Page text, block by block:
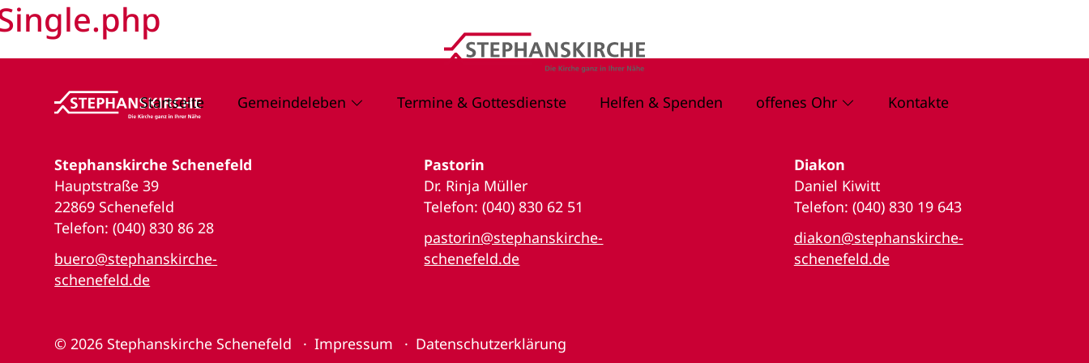
Startseite Gemeindeleben Termine & Gottesdienste Helfen & Spenden offenes Ohr Kontakte
Stephanskirche Schenefeld
Hauptstraße 39
22869 Schenefeld
Telefon: (040) 830 86 28
buero@stephanskirche-
schenefeld.de
Pastorin
Dr. Rinja Müller
Telefon: (040) 830 62 51
pastorin@stephanskirche-
schenefeld.de
Diakon
Daniel Kiwitt
Telefon: (040) 830 19 643
diakon@stephanskirche-
schenefeld.de
© 2026 Stephanskirche Schenefeld Impressum Datenschutzerklärung